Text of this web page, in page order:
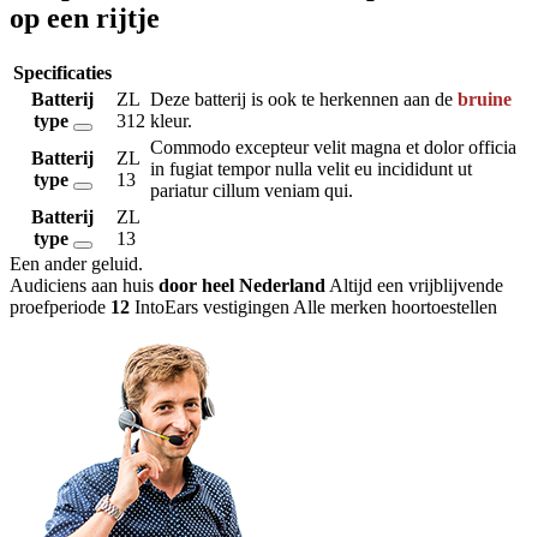
op een rijtje
Specificaties
Batterij
type
ZL
312
Deze batterij is ook te herkennen aan de bruine
kleur.
Batterij
type
ZL
13
Commodo excepteur velit magna et dolor officia
in fugiat tempor nulla velit eu incididunt ut
pariatur cillum veniam qui.
Batterij
type
ZL
13
Een ander geluid.
Audiciens aan huis door heel Nederland Altijd een vrijblijvende
proefperiode 12 IntoEars vestigingen Alle merken hoortoestellen